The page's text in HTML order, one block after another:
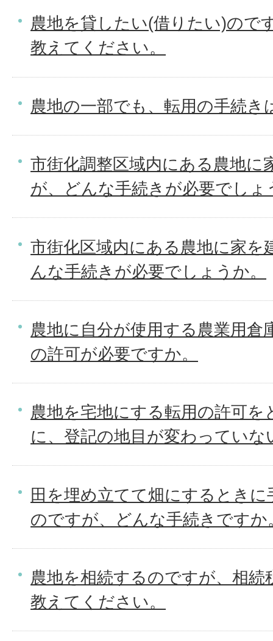
農地を貸したい(借りたい)ので
教えてください。
農地の一部でも、転用の手続き
市街化調整区域内にある農地に
が、どんな手続きが必要でしょ
市街化区域内にある農地に家を
んな手続きが必要でしょうか。
農地に自分が使用する農業用倉
の許可が必要ですか。
農地を宅地にする転用の許可
に、登記の地目が変わっていな
田を埋め立てて畑にするとき
のですが、どんな手続きですか
農地を相続するのですが、相続
教えてください。